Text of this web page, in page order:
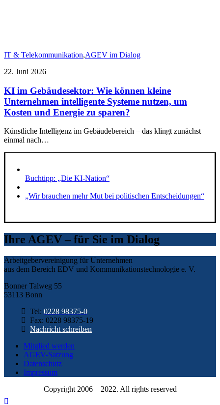
IT & Telekommunikation,AGEV im Dialog
22. Juni 2026
KI im Gebäudesektor: Wie können kleine
Unternehmen intelligente Systeme nutzen, um
Kosten und Energie zu sparen?
Künstliche Intelligenz im Gebäudebereich – das klingt zunächst
einmal nach…
Buchtipp: „Die KI-Nation“
„Wir brauchen mehr Mut bei politischen Entscheidungen“
Ihre AGEV – für Sie im Dialog
Arbeitgebervereinigung für Unternehmen
aus dem Bereich EDV und Kommunikationstechnologie e. V.
Bonner Talweg 55
53113 Bonn
Tel: 0228 98375-0
Fax: 0228 98375-19
Nachricht schreiben
Mitglied werden
AGEV-Satzung
Datenschutz
Impressum
Copyright 2006 – 2022. All rights reserved